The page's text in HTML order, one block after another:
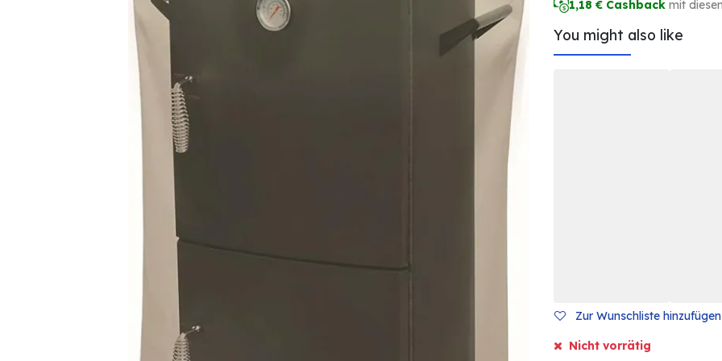
1,18 € Cashback mit
You might also like
Zur Wunschliste hinzufügen
Nicht vorrätig